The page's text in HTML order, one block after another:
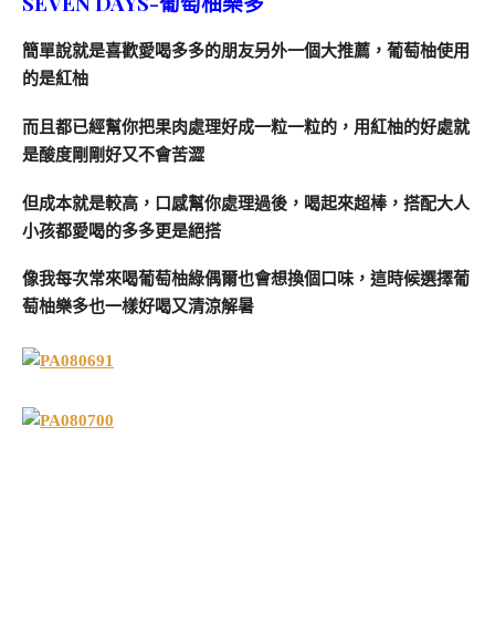
簡單說就是喜歡愛喝多多的朋友另外一個大推薦，葡萄柚使用
的是紅柚
而且都已經幫你把果肉處理好成一粒一粒的，用紅柚的好處就
是酸度剛剛好又不會苦澀
但成本就是較高，口感幫你處理過後，喝起來超棒，搭配大人
小孩都愛喝的多多更是絕搭
像我每次常來喝葡萄柚綠偶爾也會想換個口味，這時候選擇葡
萄柚樂多也一樣好喝又清涼解暑